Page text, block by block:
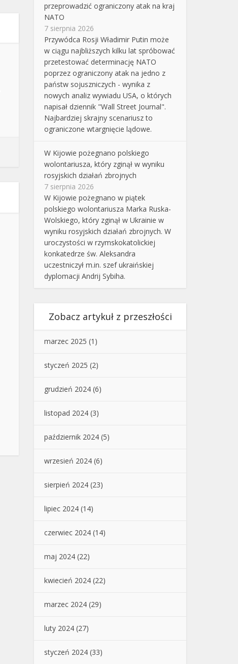
przeprowadzić ograniczony atak na kraj
NATO
7 sierpnia 2026
Przywódca Rosji Władimir Putin może
w ciągu najbliższych kilku lat spróbować
przetestować determinację NATO
poprzez ograniczony atak na jedno z
państw sojuszniczych - wynika z
nowych analiz wywiadu USA, o których
napisał dziennik "Wall Street Journal".
Najbardziej skrajny scenariusz to
ograniczone wtargnięcie lądowe.
W Kijowie pożegnano polskiego
wolontariusza, który zginął w wyniku
rosyjskich działań zbrojnych
7 sierpnia 2026
W Kijowie pożegnano w piątek
polskiego wolontariusza Marka Ruska-
Wolskiego, który zginął w Ukrainie w
wyniku rosyjskich działań zbrojnych. W
uroczystości w rzymskokatolickiej
konkatedrze św. Aleksandra
uczestniczył m.in. szef ukraińskiej
dyplomacji Andrij Sybiha.
Zobacz artykuł z przeszłości
marzec 2025 (1)
styczeń 2025 (2)
grudzień 2024 (6)
listopad 2024 (3)
październik 2024 (5)
wrzesień 2024 (6)
sierpień 2024 (23)
lipiec 2024 (14)
czerwiec 2024 (14)
maj 2024 (22)
kwiecień 2024 (22)
marzec 2024 (29)
luty 2024 (27)
styczeń 2024 (33)